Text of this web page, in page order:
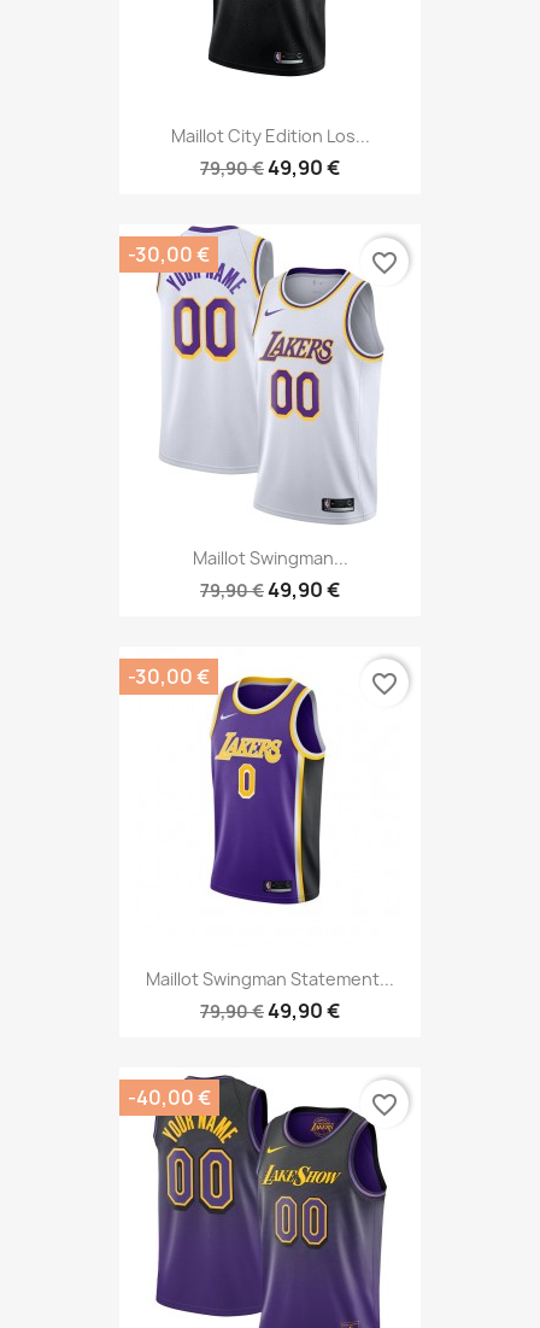
Maillot City Edition Los...
79,90 €49,90 €
Maillot Swingman...
79,90 €49,90 €
-30,00 € favorite_border
Maillot Swingman Statement...
79,90 €49,90 €
-30,00 € favorite_border
-40,00 € favorite_border